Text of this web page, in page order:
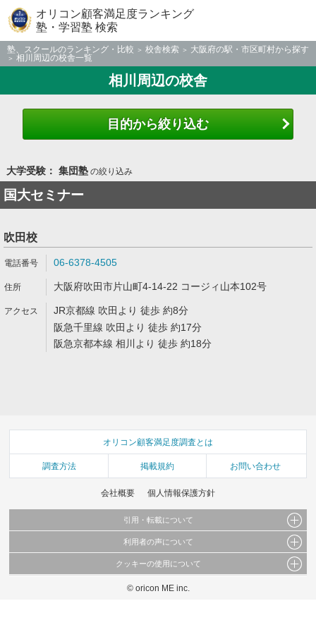
オリコン顧客満足度ランキング
塾・学習塾 検索
塾、スクールのランキング・比較 校舎検索
大阪府の駅・市区町村から探す
相川周辺の校舎一覧
相川周辺の校舎
目的から絞り込む
大学受験： 集団塾の絞り込み
国大セミナー
吹田校
06-6378-4505
大阪府吹田市片山町4-14-22 コージィ山本102号
JR京都線 吹田より 徒歩 約8分
阪急千里線 吹田より 徒歩 約17分
阪急京都本線 相川より 徒歩 約18分
オリコン顧客満足度調査とは
調査方法 掲載規約 お問い合わせ
会社概要 個人情報保護方針
引用・転載について
当サイトで公開されている情報（文字、写真、イラスト、画像データ等）及びこれらの配
これらの情報を権利者の許可なく無断転載・複製などの二次利用を行うことは固く禁じて
利用者の声について
当サイトに掲載している内容はすべてサービスの利用者が提出された見解・感想です。
弊社の見解・ 意見ではないことをご理解いただいた上でご覧ください。
クッキーの使用について
このサイトでは Cookie を使用して、ユーザーに合わせたコンテンツや広告の表示、ソー
© oricon ME inc.